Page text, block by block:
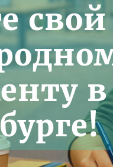
свой
в